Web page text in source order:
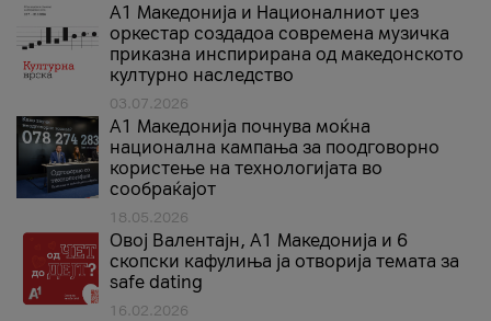
А1 Македонија и Националниот џез
оркестар создадоа современа музичка
приказна инспирирана од македонското
културно наследство
03.07.2026
A1 Македонија почнува моќна
национална кампања за поодговорно
користење на технологијата во
сообраќајот
18.05.2026
Овој Валентајн, A1 Македонија и 6
скопски кафулиња ја отворија темата за
safe dating
16.02.2026